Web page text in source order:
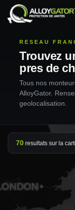
Se rendre au contenu
RESEAU
Trouvez
pres de
Tous nos
AlloyGator.
geolocalisation.
70 resultats sur la